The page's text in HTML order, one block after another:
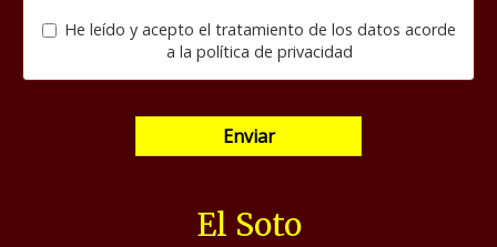
He leído y acepto el tratamiento de los datos acorde
a la política de privacidad
Enviar
El Soto